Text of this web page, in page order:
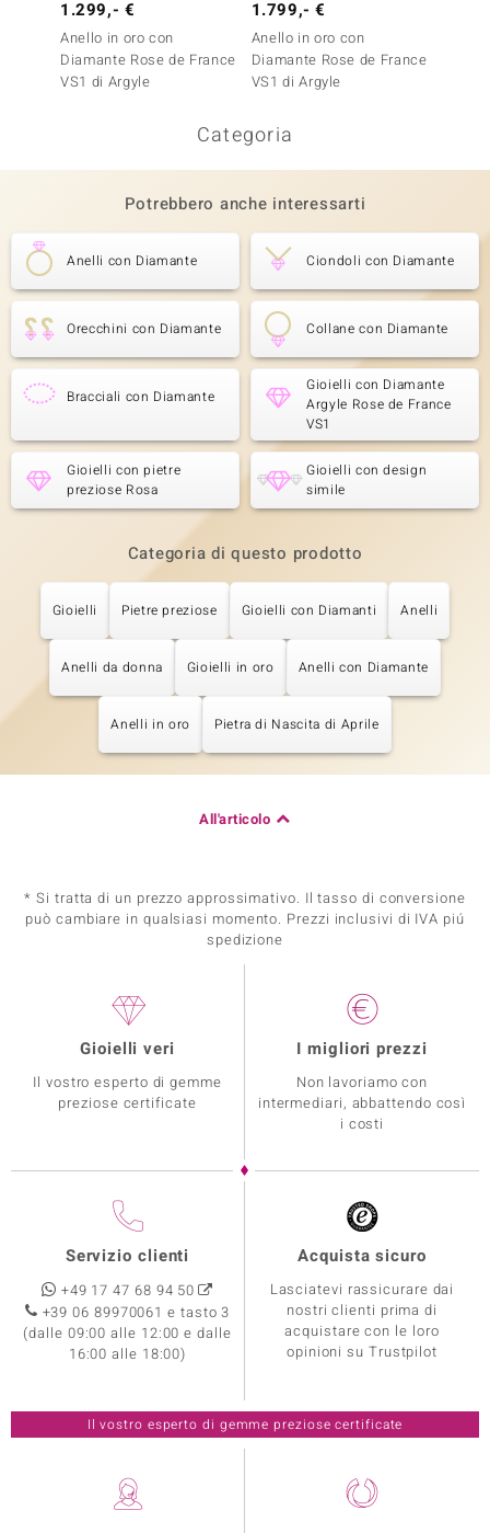
1.299,- €
Anello in oro con
Diamante Rose de France
VS1 di Argyle
1.799,- €
Anello in oro con
Diamante Rose de France
VS1 di Argyle
Categoria
Potrebbero anche interessarti
Anelli con Diamante Ciondoli con Diamante
Orecchini con Diamante Collane con Diamante
Bracciali con Diamante
Gioielli con Diamante
Argyle Rose de France
VS1
Gioielli con pietre
preziose Rosa
Gioielli con design
simile
Categoria di questo prodotto
Gioielli Pietre preziose Gioielli con Diamanti Anelli
Anelli da donna Gioielli in oro Anelli con Diamante
Anelli in oro Pietra di Nascita di Aprile
All'articolo
* Si tratta di un prezzo approssimativo. Il tasso di conversione
può cambiare in qualsiasi momento. Prezzi inclusivi di IVA piú
spedizione
Gioielli veri
Il vostro esperto di gemme
preziose certificate
I migliori prezzi
Non lavoriamo con
intermediari, abbattendo così
i costi
Servizio clienti
+49 17 47 68 94 50
+39 06 89970061 e tasto 3
(dalle 09:00 alle 12:00 e dalle
16:00 alle 18:00)
Acquista sicuro
Lasciatevi rassicurare dai
nostri clienti prima di
acquistare con le loro
opinioni su Trustpilot
Il vostro esperto di gemme preziose certificate